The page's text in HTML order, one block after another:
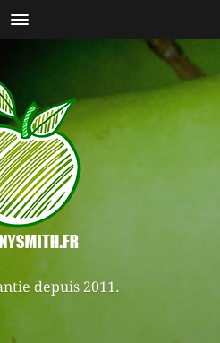
depuis 2011.